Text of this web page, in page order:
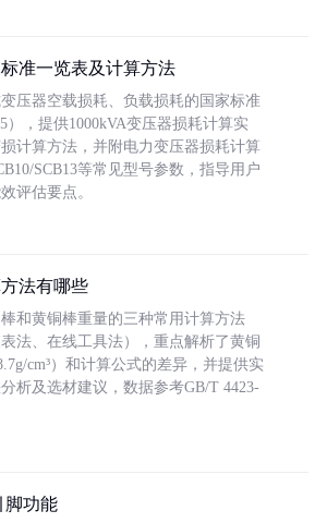
准一览表及计算方法
压器空载损耗、负载损耗的国家标准
），提供1000kVA变压器损耗计算实
计算方法，并附电力变压器损耗计算
SCB13等常见型号参数，指导用户
评估要点。
法有哪些
和黄铜棒重量的三种常用计算方法
表法、在线工具法），重点解析了黄铜
cm³）和计算公式的差异，并提供实
析及选材建议，数据参考GB/T 4423-
脚功能